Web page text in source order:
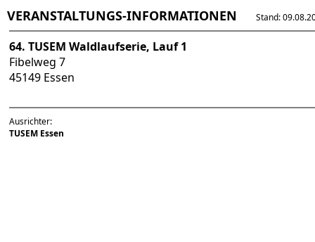
VERANSTALTUNGS-INFORMATIONEN Stand:
64. TUSEM Waldlaufserie, Lauf 1
Fibelweg 7
45149 Essen
Ausrichter:
TUSEM Essen